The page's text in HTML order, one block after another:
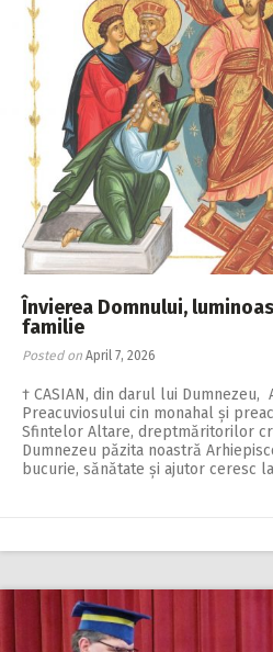
Învierea Domnului,
familie
Posted on April 7, 2026
† CASIAN, din darul lui Dumnezeu,
Preacuviosului cin monahal și
Sfintelor Altare, dreptmăritorilor
Dumnezeu păzita noastră
bucurie, sănătate și ajutor ceresc